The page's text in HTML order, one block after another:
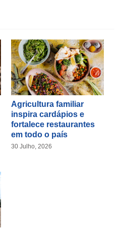
Agricultura familiar
inspira cardápios e
fortalece restaurantes
em todo o país
30 Julho, 2026